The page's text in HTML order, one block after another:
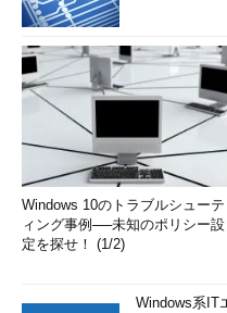
Windows 10のトラブルシューテ
ィング事例──未知のポリシー設
定を探せ！ (1/2)
Windows系IT